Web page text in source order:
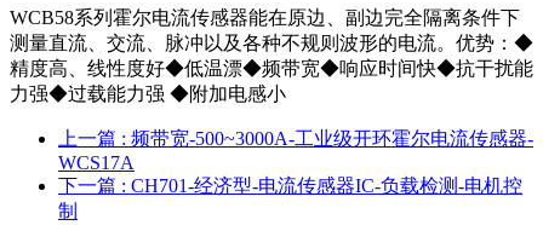
WCB58系列霍尔电流传感器能在原边、副边完全隔离条件下
测量直流、交流、脉冲以及各种不规则波形的电流。优势：◆
精度高、线性度好◆低温漂◆频带宽◆响应时间快◆抗干扰能
力强◆过载能力强 ◆附加电感小
上一篇 : 频带宽-500~3000A-工业级开环霍尔电流传感器-
WCS17A
下一篇 : CH701-经济型-电流传感器IC-负载检测-电机控
制